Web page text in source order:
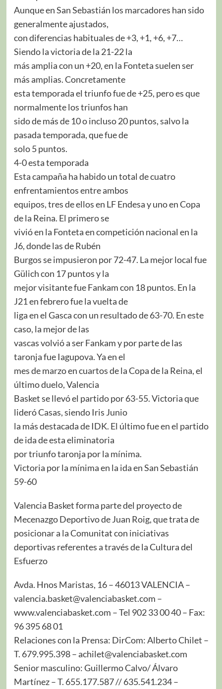
Aunque en San Sebastián los marcadores han sido
generalmente ajustados,
con diferencias habituales de +3, +1, +6, +7…
Siendo la victoria de la 21-22 la
más amplia con un +20, en la Fonteta suelen ser
más amplias. Concretamente
esta temporada el triunfo fue de +25, pero es que
normalmente los triunfos han
sido de más de 10 o incluso 20 puntos, salvo la
pasada temporada, que fue de
solo 5 puntos.
4-0 esta temporada
Esta campaña ha habido un total de cuatro
enfrentamientos entre ambos
equipos, tres de ellos en LF Endesa y uno en Copa
de la Reina. El primero se
vivió en la Fonteta en competición nacional en la
J6, donde las de Rubén
Burgos se impusieron por 72-47. La mejor local fue
Gülich con 17 puntos y la
mejor visitante fue Fankam con 18 puntos. En la
J21 en febrero fue la vuelta de
liga en el Gasca con un resultado de 63-70. En este
caso, la mejor de las
vascas volvió a ser Fankam y por parte de las
taronja fue Iagupova. Ya en el
mes de marzo en cuartos de la Copa de la Reina, el
último duelo, Valencia
Basket se llevó el partido por 63-55. Victoria que
lideró Casas, siendo Iris Junio
la más destacada de IDK. El último fue en el partido
de ida de esta eliminatoria
por triunfo taronja por la mínima.
Victoria por la mínima en la ida en San Sebastián
59-60
Valencia Basket forma parte del proyecto de
Mecenazgo Deportivo de Juan Roig, que trata de
posicionar a la Comunitat con iniciativas
deportivas referentes a través de la Cultura del
Esfuerzo
Avda. Hnos Maristas, 16 – 46013 VALENCIA –
valencia.basket@valenciabasket.com –
www.valenciabasket.com – Tel 902 33 00 40 – Fax:
96 395 68 01
Relaciones con la Prensa: DirCom: Alberto Chilet –
T. 679.995.398 – achilet@valenciabasket.com
Senior masculino: Guillermo Calvo/ Álvaro
Martínez – T. 655.177.587 // 635.541.234 –